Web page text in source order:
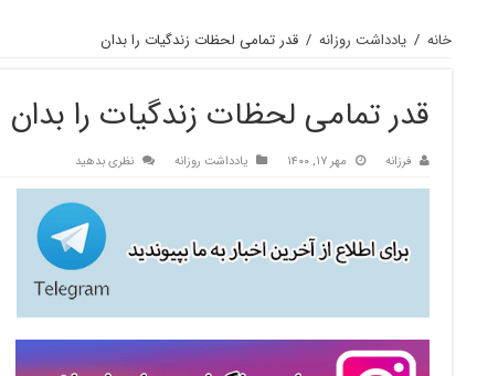
خانه / یادداشت روزانه / قدر تمامی لحظات زندگی‎ات را بدان
قدر تمامی لحظات زندگی‎ات را بدان
فرزانه مهر ۱۷, ۱۴۰۰ یادداشت روزانه نظری بدهید